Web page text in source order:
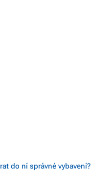
do ní správné vybavení?